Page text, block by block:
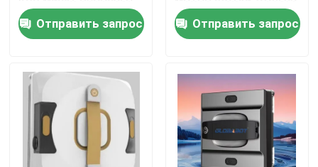
О нас
Путешествие фабрики
Проверка качества
Спросите цитату
времени с
дистанционным
управлением
Отправить запрос
жизнь
Отправить запрос